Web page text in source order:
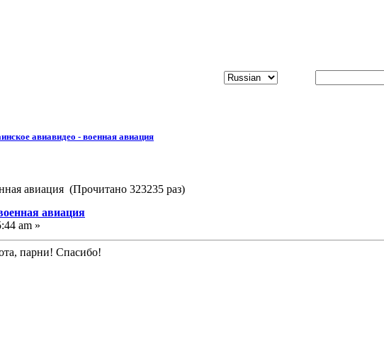
авиавидео - военная авиация
авиация (Прочитано 323235 раз)
авиация
am »
парни! Спасибо!